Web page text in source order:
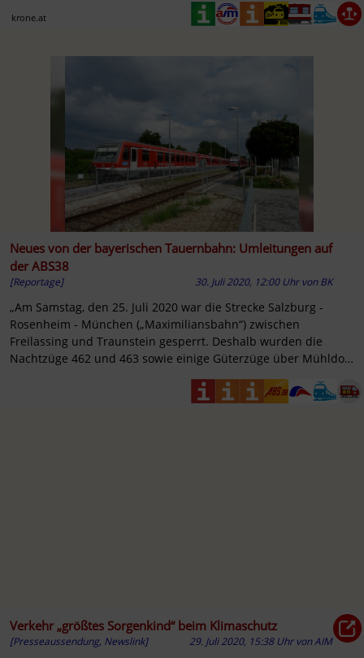
krone.at
Neues von der bayerischen Tauernbahn: Umleitungen auf
der ABS38
[Reportage] 30. Juli 2020, 12:00 Uhr vonBK
„Am Samstag, den 25. Juli 2020 war die Strecke Salzburg -
Rosenheim - München („Maximiliansbahn“) zwischen
Freilassing und Traunstein gesperrt. Deshalb wurden die
Nachtzüge 462 und 463 sowie einige Güterzüge über Mühldorf
Verkehr „größtes Sorgenkind“ beim Klimaschutz
[Presseaussendung, Newslink] 29. Juli 2020, 15:38 Uhr vonAIM